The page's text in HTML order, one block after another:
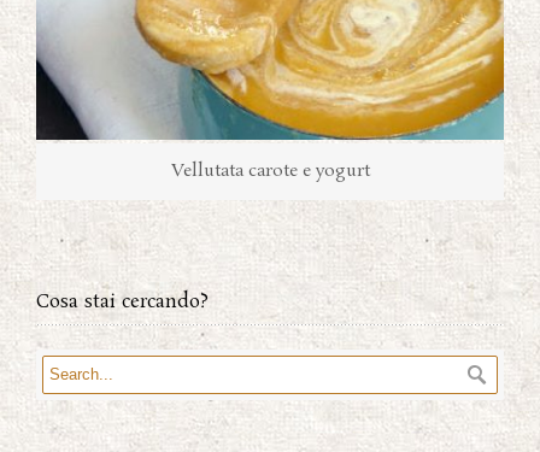
Vellutata carote e yogurt
Cosa stai cercando?